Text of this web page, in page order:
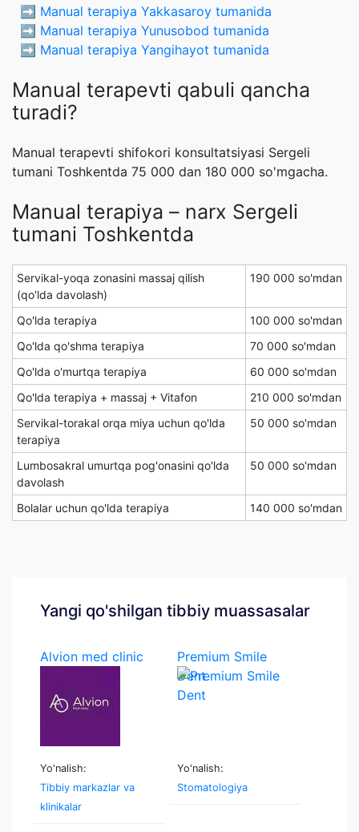
➡️ Manual terapiya Yakkasaroy tumanida
➡️ Manual terapiya Yunusobod tumanida
➡️ Manual terapiya Yangihayot tumanida
Manual terapevti qabuli qancha
turadi?
Manual terapevti shifokori konsultatsiyasi Sergeli
tumani Toshkentda 75 000 dan 180 000 so'mgacha.
Manual terapiya – narx Sergeli
tumani Toshkentda
Servikal-yoqa zonasini massaj qilish
(qo'lda davolash)
190 000 so'mdan
Qo'lda terapiya
100 000 so'mdan
Qo'lda qo'shma terapiya
70 000 so'mdan
Qo'lda o'murtqa terapiya
60 000 so'mdan
Qo'lda terapiya + massaj + Vitafon
210 000 so'mdan
Servikal-torakal orqa miya uchun qo'lda
terapiya
50 000 so'mdan
Lumbosakral umurtqa pog'onasini qo'lda
davolash
50 000 so'mdan
Bolalar uchun qo'lda terapiya 140 000 so'mdan
Yangi qo'shilgan tibbiy muassasalar
Alvion med clinic
Yo'nalish:
Tibbiy markazlar va
klinikalar
Premium Smile
Dent
Yo'nalish:
Stomatologiya